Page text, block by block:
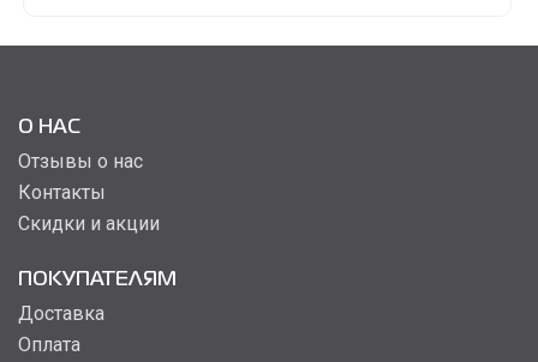
О НАС
Отзывы о нас
Контакты
Скидки и акции
ПОКУПАТЕЛЯМ
Доставка
Оплата